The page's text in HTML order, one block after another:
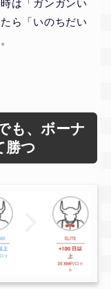
は「ガンガンい
ら「いのちだい
も、ボーナ
勝つ